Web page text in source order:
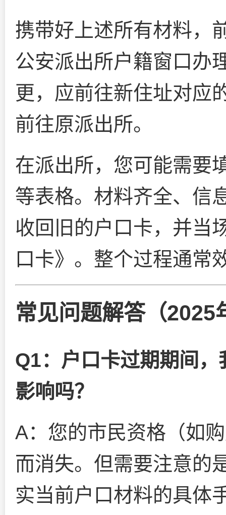
携带好上述所有材料，
公安派出所户籍窗口办
更，应前往新住址对应
前往原派出所。
在派出所，您可能需要
等表格。材料齐全、信
收回旧的户口卡，并当
口卡》。整个过程通常
常见问题解答（2025
Q1：户口卡过期期间
影响吗？
A：您的市民资格（如
而消失。但需要注意的
实当前户口材料的具体